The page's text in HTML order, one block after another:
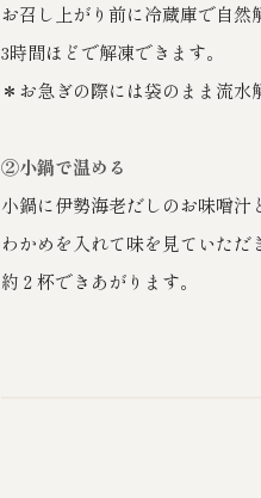
お召し上がり前に冷蔵庫で自然
3時間ほどで解凍できます。
＊お急ぎの際には袋のまま流水
②小鍋で温める
小鍋に伊勢海老だしのお味噌汁
わかめを入れて味を見ていた
約２杯できあがります。